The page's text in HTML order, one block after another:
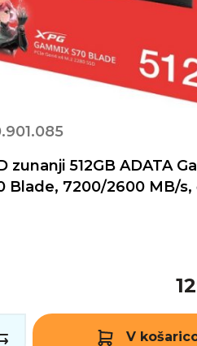
zunanji 512GB ADATA
Blade, 7200/2600 MB/s,
V